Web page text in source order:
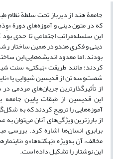
جامعۀ هند از دیرباز تحت سلطة نظام
که در متون دینی و آموزه‌های دورة
این سلسله‌مراتب اجتماعی تا حدی
دینی و فکری هندو در همین ساختار
بودند. اما معدود اندیشه‌هایی این
کردند؛ مانند طریقت «بَهکتی» سنت
شصت‌وسه تن از قدیسین شیوایی یا
از تأثیرگذارترین جریان‌های مردمی
این قدیسین از طبقات پایین
آموزه‌هایی را ترویج کردند که به
از بارزترین ویژگی‌های آنان می‌توان به
برابری انسان‌ها اشاره کرد. بررسی
مخالف، آن به‌ویژه «بَهکته‌ها» و
این نوشتار را تشکیل داده است.